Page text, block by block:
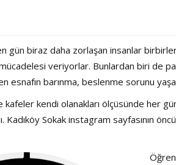
gün biraz daha zorlaşan insanlar
veriyorlar. Bunlardan biri de
esnafın barınma, beslenme sorunu
kafeler kendi olanakları ölçüsünde her
Sokak instagram sayfasının